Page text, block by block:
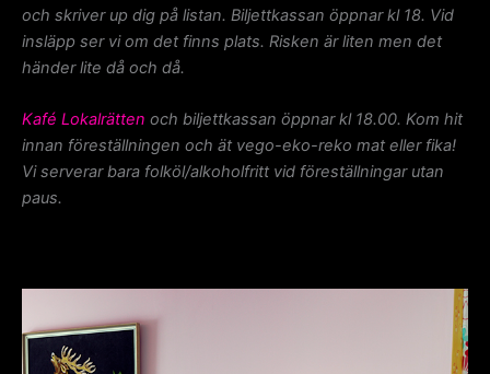
och skriver up dig på listan. Biljettkassan öppnar kl 18. Vid
insläpp ser vi om det finns plats. Risken är liten men det
händer lite då och då.
Kafé Lokalrätten och biljettkassan öppnar kl 18.00. Kom hit
innan föreställningen och ät vego-eko-reko mat eller fika!
Vi serverar bara folköl/alkoholfritt vid föreställningar utan
paus.